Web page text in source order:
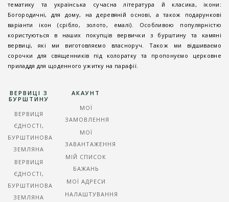
тематику та українська сучасна література й класика, ікони:
Богородичні, для дому, на деревяній основі, а також подарункові
варіанти ікон (срібло, золото, емалі). Особливою популярністю
користуються в наших покупців вервички з бурштину та камяні
вервиці, які ми виготовляємо власноруч. Також ми відшиваємо
сорочки для священників під колоратку та пропонуємо церковне
приладдя для щоденного ужитку на парафії.
ВЕРВИЦІ З
БУРШТИНУ
ВЕРВИЦЯ
ЄДНОСТІ,
БУРШТИНОВА
ЗЕМЛЯНА
ВЕРВИЦЯ
ЄДНОСТІ,
БУРШТИНОВА
ЗЕМЛЯНА
АКАУНТ
МОЇ
ЗАМОВЛЕННЯ
МОЇ
ЗАВАНТАЖЕННЯ
МІЙ СПИСОК
БАЖАНЬ
МОЇ АДРЕСИ
НАЛАШТУВАННЯ